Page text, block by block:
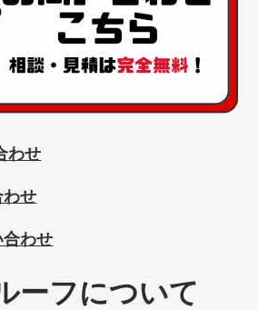
わせ
わせ
合わせ
ーフについて